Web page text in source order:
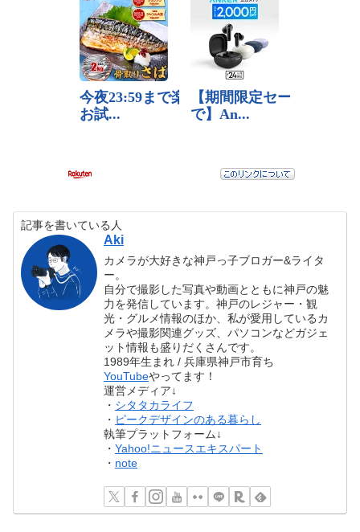
記事を書いている人
Aki
カメラが大好きな神戸っ子ブロガー&ライタ
ー。
自分で撮影した写真や動画とともに神戸の魅
力を発信しています。神戸のレジャー・観
光・グルメ情報のほか、私が愛用しているカ
メラや撮影関連グッズ、パソコンなどガジェ
ット情報も盛りだくさんです。
1989年生まれ / 兵庫県神戸市育ち
YouTubeやってます！
運営メディア↓
・ シタタカライフ
・ ピークデザインのある暮らし
執筆プラットフォーム↓
・Yahoo!ニュースエキスパート
・ note